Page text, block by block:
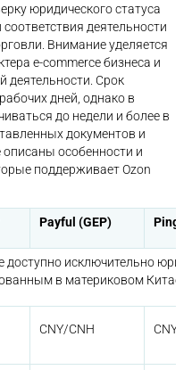
юридического статуса
деятельности
Внимание уделяется
e-commerce бизнеса и
деятельности. Срок
дней, однако в
до недели и более в
документов и
особенности и
поддерживает Ozon
Payful (GEP)
доступно исключительно
в материковом Китае и
CNY/CNH CNY